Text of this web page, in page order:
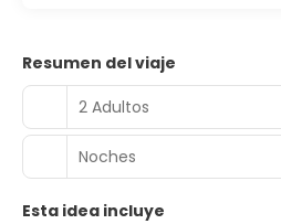
Resumen del viaje
2 Adultos
Noches
Esta idea incluye